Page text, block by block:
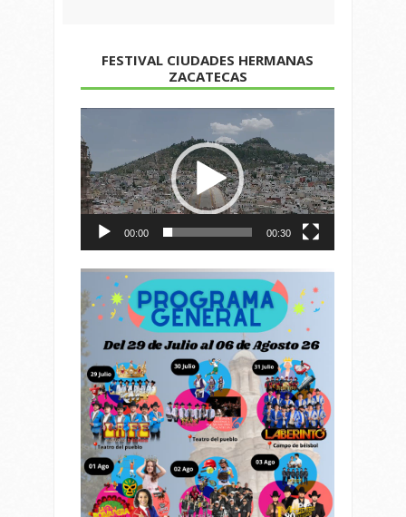
FESTIVAL CIUDADES HERMANAS
ZACATECAS
de
vídeo
00:00 00:30